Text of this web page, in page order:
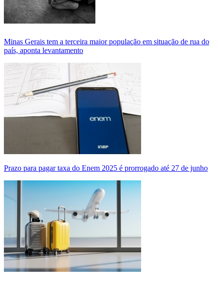
Minas Gerais tem a terceira maior população em situação de rua do
país, aponta levantamento
Prazo para pagar taxa do Enem 2025 é prorrogado até 27 de junho